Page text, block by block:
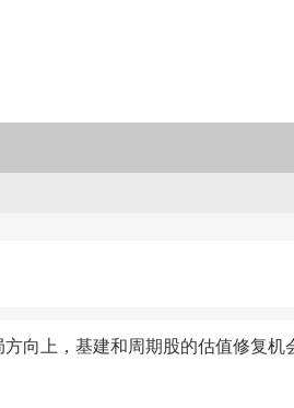
向上，基建和周期股的估值修复机